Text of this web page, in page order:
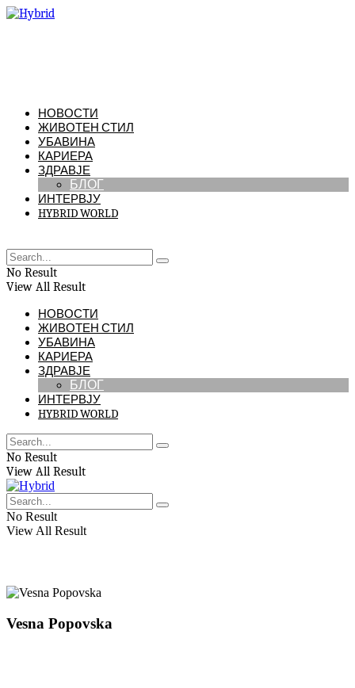
НОВОСТИ
ЖИВОТЕН СТИЛ
УБАВИНА
КАРИЕРА
ЗДРАВЈЕ
БЛОГ
ИНТЕРВЈУ
HYBRID WORLD
No Result
View All Result
НОВОСТИ
ЖИВОТЕН СТИЛ
УБАВИНА
КАРИЕРА
ЗДРАВЈЕ
БЛОГ
ИНТЕРВЈУ
HYBRID WORLD
No Result
View All Result
No Result
View All Result
Vesna Popovska